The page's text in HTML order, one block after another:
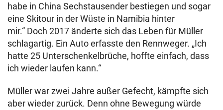
habe in China Sechstausender bestiegen und sogar
eine Skitour in der Wüste in Namibia hinter
mir.“ Doch 2017 änderte sich das Leben für Müller
schlagartig. Ein Auto erfasste den Rennweger. „Ich
hatte 25 Unterschenkelbrüche, hoffte einfach, dass
ich wieder laufen kann.“
Müller war zwei Jahre außer Gefecht, kämpfte sich
aber wieder zurück. Denn ohne Bewegung würde